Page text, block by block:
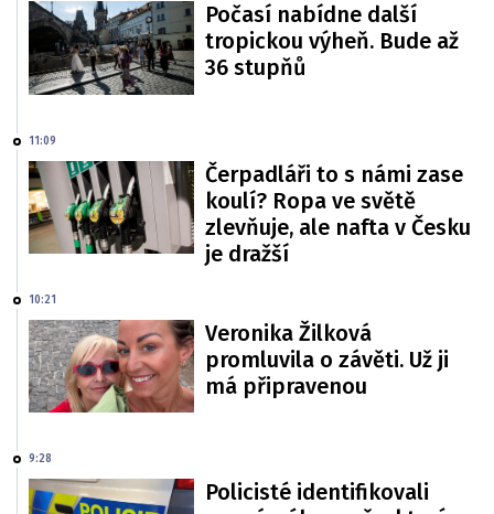
Počasí nabídne další
tropickou výheň. Bude až
36 stupňů
11:09
Čerpadláři to s námi zase
koulí? Ropa ve světě
zlevňuje, ale nafta v Česku
je dražší
10:21
Veronika Žilková
promluvila o závěti. Už ji
má připravenou
9:28
Policisté identifikovali